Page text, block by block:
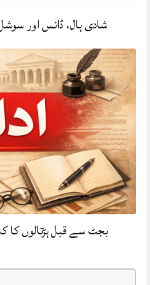
شادی ہال، ڈانس اور
بجٹ سے قبل ہڑتالوں